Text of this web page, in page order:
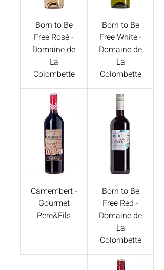
Born to Be
Free White -
Domaine de
La
Colombette
Born to Be
Free Rosé -
Domaine de
La
Colombette
Born to Be
Free Red -
Domaine de
La
Colombette
Camembert -
Gourmet
Pere&Fils